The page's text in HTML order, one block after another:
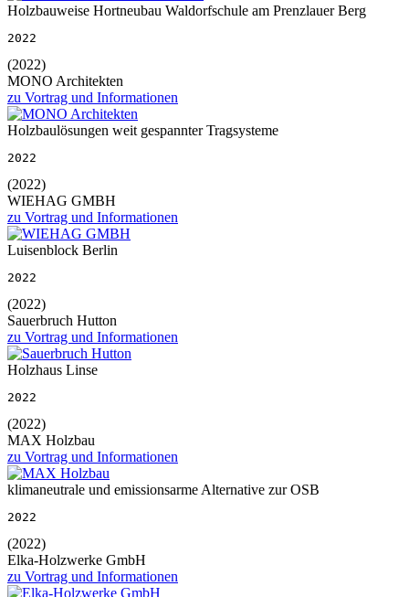
Holzbauweise Hortneubau Waldorfschule am Prenzlauer Berg
2022
(2022)
MONO Architekten
zu Vortrag und Informationen
Holzbaulösungen weit gespannter Tragsysteme
2022
(2022)
WIEHAG GMBH
zu Vortrag und Informationen
Luisenblock Berlin
2022
(2022)
Sauerbruch Hutton
zu Vortrag und Informationen
Holzhaus Linse
2022
(2022)
MAX Holzbau
zu Vortrag und Informationen
klimaneutrale und emissionsarme Alternative zur OSB
2022
(2022)
Elka-Holzwerke GmbH
zu Vortrag und Informationen